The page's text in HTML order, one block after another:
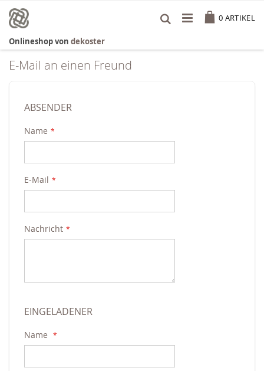
Inhalt
springen
0 ARTIKEL
Onlineshop von dekoster
E-Mail an einen Freund
ABSENDER
Name
E-Mail
Nachricht
EINGELADENER
Name